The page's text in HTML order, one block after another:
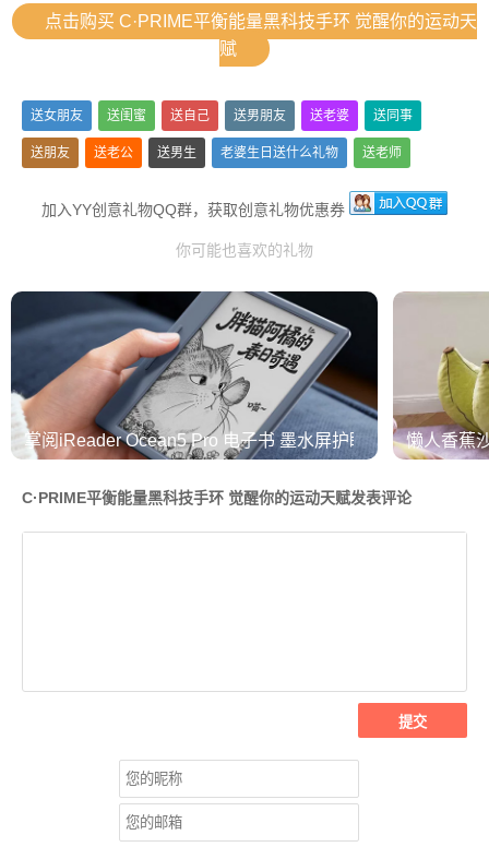
点击购买 C·PRIME平衡能量黑科技手环 觉醒你的运动天
赋
送女朋友 送闺蜜 送自己 送男朋友 送老婆 送同事
送朋友 送老公 送男生 老婆生日送什么礼物 送老师
加入YY创意礼物QQ群，获取创意礼物优惠券
你可能也喜欢的礼物
掌阅iReader Ocean5 Pro 电子书 墨水屏护眼阅读器懒人香蕉
C·PRIME平衡能量黑科技手环 觉醒你的运动天赋发表评论